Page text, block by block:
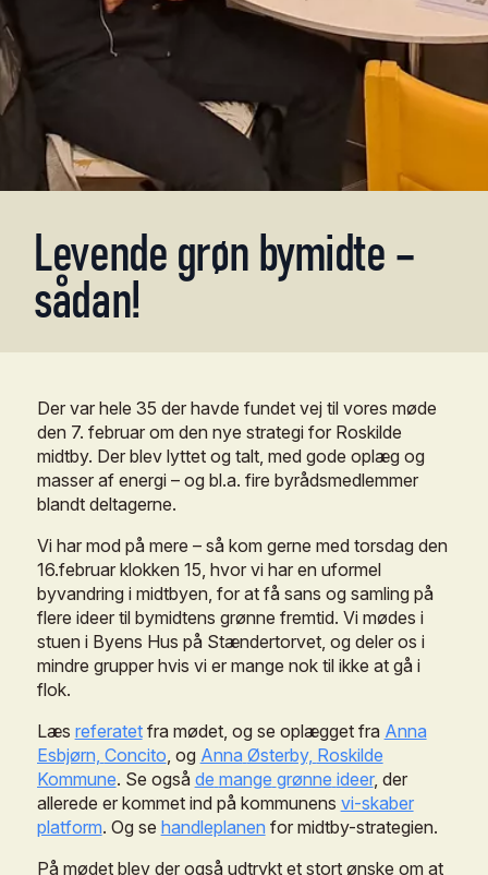
Levendegrønbymidte–
sådan!
Der var hele 35 der havde fundet vej til vores møde
den 7. februar om den nye strategi for Roskilde
midtby. Der blev lyttet og talt, med gode oplæg og
masser af energi – og bl.a. fire byrådsmedlemmer
blandt deltagerne.
Vi har mod på mere – så kom gerne med torsdag den
16.februar klokken 15, hvor vi har en uformel
byvandring i midtbyen, for at få sans og samling på
flere ideer til bymidtens grønne fremtid. Vi mødes i
stuen i Byens Hus på Stændertorvet, og deler os i
mindre grupper hvis vi er mange nok til ikke at gå i
flok.
Læs referatet fra mødet, og se oplægget fra Anna
Esbjørn, Concito, og Anna Østerby, Roskilde
Kommune. Se også de mange grønne ideer, der
allerede er kommet ind på kommunens vi-skaber
platform. Og se handleplanen for midtby-strategien.
På mødet blev der også udtrykt et stort ønske om at